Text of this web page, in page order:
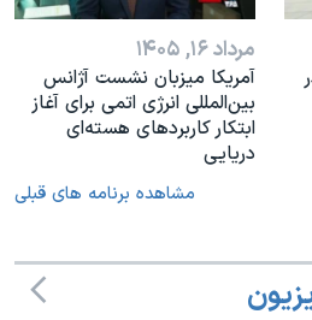
مرداد ۱۶, ۱۴۰۵
آمریکا میزبان نشست آژانس
بین‌المللی انرژی اتمی برای آغاز
ابتکار کاربردهای هسته‌ای
دریایی
مشاهده برنامه های قبلی